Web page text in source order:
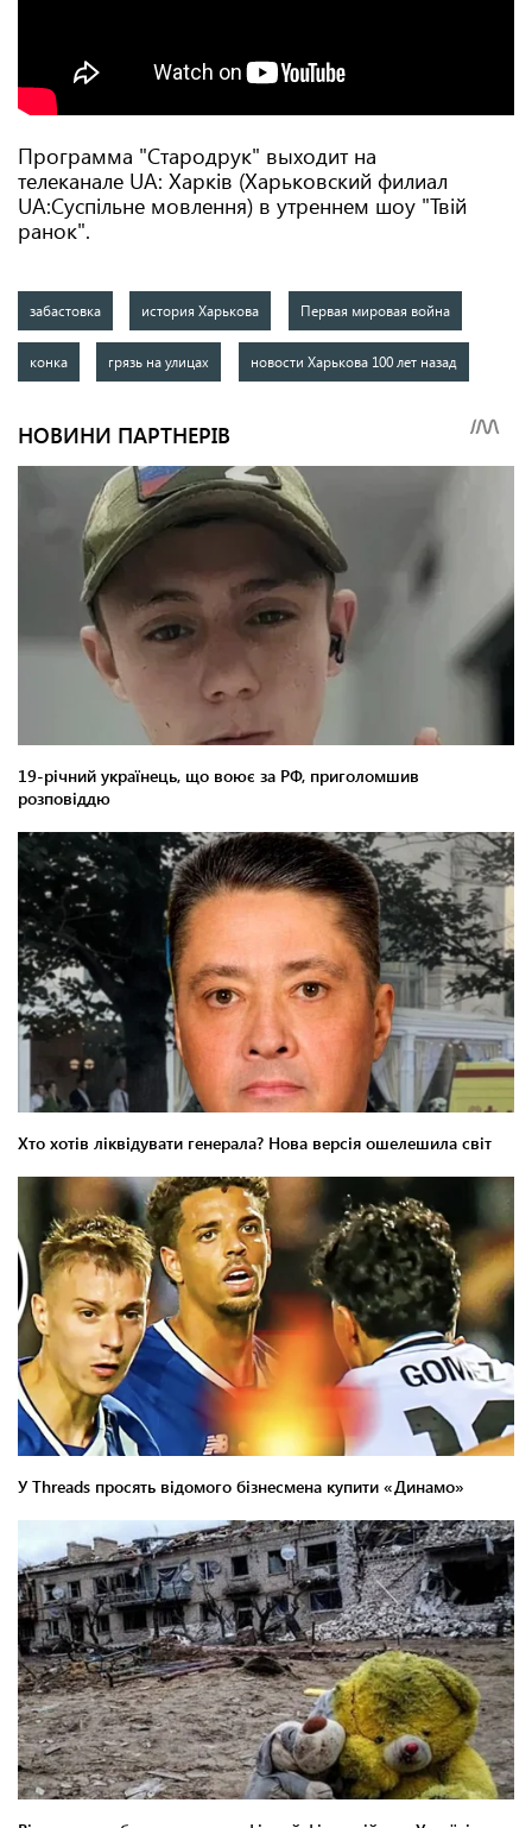
Программа "Стародрук" выходит на
телеканале UA: Харків (Харьковский филиал
UA:Суспільне мовлення) в утреннем шоу "Твій
ранок".
забастовка история Харькова Первая мировая война
конка грязь на улицах новости Харькова 100 лет назад